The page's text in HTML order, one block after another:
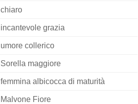
chiaro
incantevole grazia
umore collerico
Sorella maggiore
femmina albicocca di maturità
Malvone Fiore